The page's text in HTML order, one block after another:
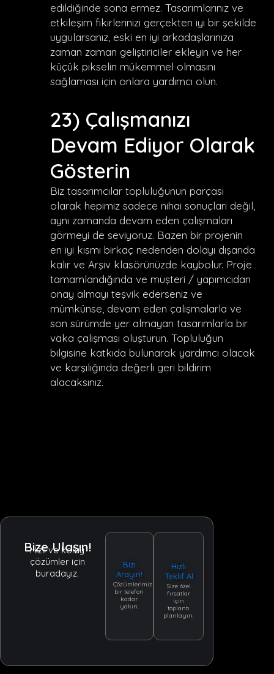
edildiğinde sona ermez. Tasarımlarınız ve
etkileşim fikirlerinizi gerçekten iyi bir şekilde
uygularsanız, eski en iyi arkadaşlarınıza
zaman zaman geliştiriciler ekleyin ve her
küçük pikselin mükemmel olmasını
sağlaması için onlara yardımcı olun.
23) Çalışmanızı
Devam Ediyor Olarak
Gösterin
Biz tasarımcılar topluluğunun parçası
olarak hepimiz sadece nihai sonuçları değil,
aynı zamanda devam eden çalışmaları
görmeyi de seviyoruz. Bazen bir projenin
en iyi kısmı birkaç nedenden dolayı dışarıda
kalır ve Arşiv klasörünüzde kaybolur. Proje
tamamlandığında ve müşteri / yapımcıdan
onay almayı teşvik ederseniz ve
mümkünse, devam eden çalışmalarla ve
son sürümde yer almayan tasarımlarla bir
vaka çalışması oluşturun. Topluluğun
bilgisine katkıda bulunarak yardımcı olacak
ve karşılığında değerli geri bildirim
alacaksınız.
Bize Ulaşın!
Hızlı ve kolay
çözümler için
buradayız.
Bizi
Arayın!
Çözümlerimiz
bir telefon
kadar
yakın.
Hızlı
Teklif Al
Size özel
fırsatlar
için
toplantı
planlayın.